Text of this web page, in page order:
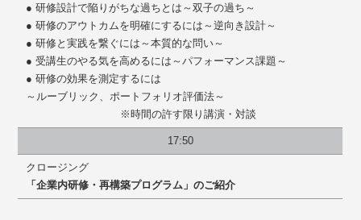
● 研修設計で陥りがちな過ちとは～双子の過ち～
● 研修のアウトカムを明確にするには～逆向き設計～
● 研修と実践を繋ぐには～本質的な問い～
● 受講生のやる気を高めるには～パフォーマンス課題～
● 研修の効果を測定するには
～ルーブリック、ポートフォリオ評価法～
※時間の許す限り講演・対談
17:50
クロージング
「企業内研修・再構築プログラム」のご紹介